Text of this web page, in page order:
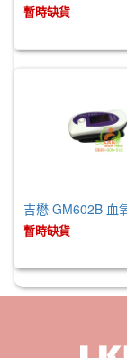
暫時缺貨
暫時缺貨